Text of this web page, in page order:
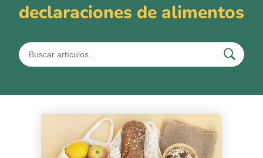
declaraciones de alimentos
Contrata a un Especialista
Términos y condiciones